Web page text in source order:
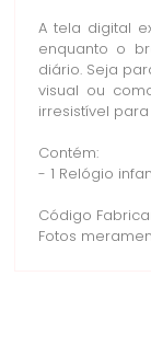
A tela digital
enquanto o
diário. Seja
visual ou
irresistível
Contém:
- 1 Relógio
Código
Fotos